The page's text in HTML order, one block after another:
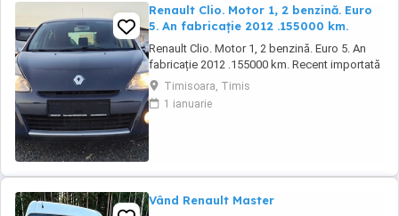
Renault Clio. Motor 1, 2 benzină. Euro
5. An fabricație 2012 .155000 km.
Renault Clio. Motor 1, 2 benzină. Euro 5. An
fabricație 2012 .155000 km. Recent importată
în țară. Mașina poate fi achiziționată și în rate.
Distribuția a fost schimbată la 142000 km.
Uleiul și filtrele schimbate recent. Mașina a
Timisoara, Timis
1 ianuarie
Vând Renault Master